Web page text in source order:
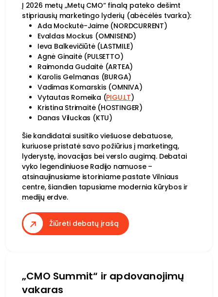
Į 2026 metų „Metų CMO“ finalą pateko dešimt
stipriausių marketingo lyderių (abėcėlės tvarka):
Ada Mockutė-Jaime (NORDCURRENT)
Evaldas Mockus (OMNISEND)
Ieva Balkevičiūtė (LASTMILE)
Agnė Ginaitė (PULSETTO)
Raimonda Gudaitė (ARTEA)
Karolis Gelmanas (BURGA)
Vadimas Komarskis (OMNIVA)
Vytautas Romeika (PIGU.LT)
Kristina Strimaitė (HOSTINGER)
Danas Viluckas (KTU)
Šie kandidatai susitiko viešuose debatuose,
kuriuose pristatė savo požiūrius į marketingą,
lyderystę, inovacijas bei verslo augimą. Debatai
vyko legendiniuose Radijo namuose –
atsinaujinusiame istoriniame pastate Vilniaus
centre, šiandien tapusiame modernia kūrybos ir
medijų erdve.
Žiūrėti debatų įrašą
„CMO Summit“ ir apdovanojimų
vakaras